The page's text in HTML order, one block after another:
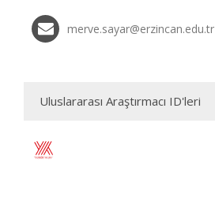
merve.sayar@erzincan.edu.tr
Uluslararası Araştırmacı ID'leri